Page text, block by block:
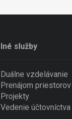
Iné služby
Duálne vzdelávanie
Prenájom priestorov
Projekty
Vedenie účtovníctva